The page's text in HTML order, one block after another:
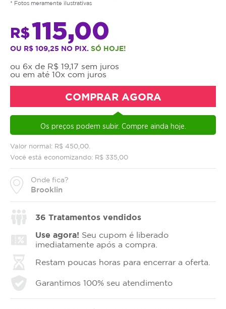
* Fotos meramente ilustrativas
Valor normal: R$ 450,00.
Você está economizando: R$ 335,00
Onde fica?
Brooklin
R$115,00
OU R$ 109,25 NO PIX. SÓ HOJE!
ou 6x de R$ 19,17 sem juros
ou em até 10x com juros
COMPRAR AGORA
Os preços podem subir. Compre ainda hoje.
36 Tratamentos vendidos
Use agora! Seu cupom é liberado
imediatamente após a compra.
Restam poucas horas para encerrar a oferta.
Garantimos 100% seu atendimento